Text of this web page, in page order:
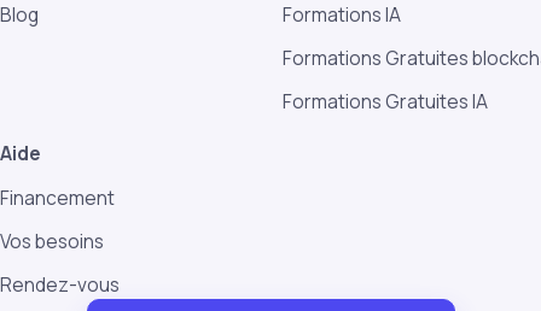
Blog
Formations IA
Formations Gratuites
Formations Gratuites IA
Aide
Financement
Vos besoins
Rendez-vous